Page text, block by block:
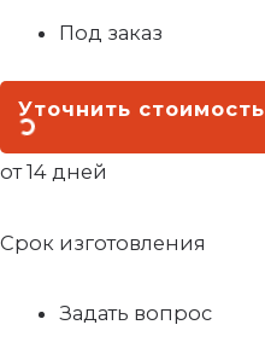
Под заказ
Уточнить стоимость
от 14 дней
Срок изготовления
Задать вопрос